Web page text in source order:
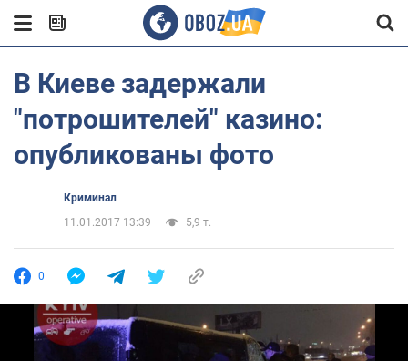
В Киеве задержали
"потрошителей" казино:
опубликованы фото
Криминал
11.01.2017 13:39
5,9 т.
0